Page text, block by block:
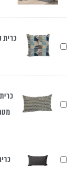
בלו
כרית
55/55
מטרקיס
כחול
כרית
בגודל
מטרקיס
כרית
כרית